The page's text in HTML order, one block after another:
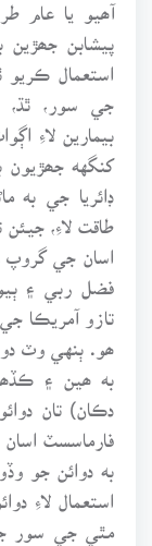
آھيو يا عام
پيشابن
استعمال ڪريو
جي سور،
بيمارين لاءِ
کنگهه جھڙيون
ڊائريا جي به
طاقت لاءِ،
اسان جي گروپ
فضل ربي ۽
تازو آمريڪا
ھو. ٻنهي وٽ
به ھين ۽
دڪان) تان
فارماسسٽ
به دوائن جو
استعمال لاءِ
مٿي جي سور